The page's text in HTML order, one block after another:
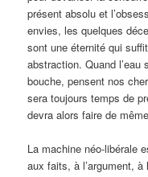
présent absolu et
envies, les quelques
sont une éternité qui
abstraction. Quand l’eau
bouche, pensent nos
sera toujours temps de
devra alors faire de
La machine néo-libérale
aux faits, à l’argument, à